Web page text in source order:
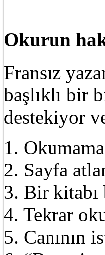
Okurun
Fransız
başlıklı bir
destekiyor
1.
2. Sayfa
3. Bir kitabı
4. Tekrar
5. Canının